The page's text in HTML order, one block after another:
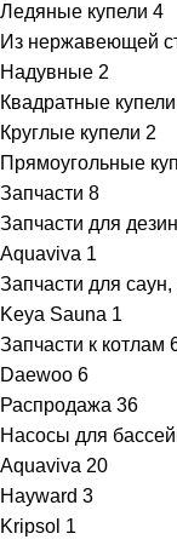
Ледяные купели 4
Из нержавеющей
Надувные 2
Квадратные купели
Круглые купели 2
Прямоугольные
Запчасти 8
Запчасти для
Aquaviva 1
Запчасти для
Keya Sauna 1
Запчасти к котлам
Daewoo 6
Распродажа 36
Насосы для
Aquaviva 20
Hayward 3
Kripsol 1